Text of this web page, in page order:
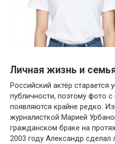
Личная жизнь и
Российский актёр старается
публичности, поэтому фото
появляются крайне редко.
журналисткой Марией
гражданском браке на
2003 году Александр